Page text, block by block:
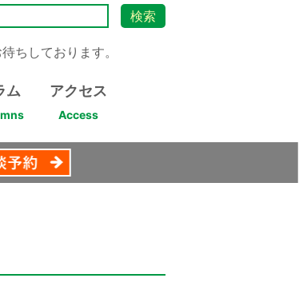
ちしております。
ム アクセス
Access